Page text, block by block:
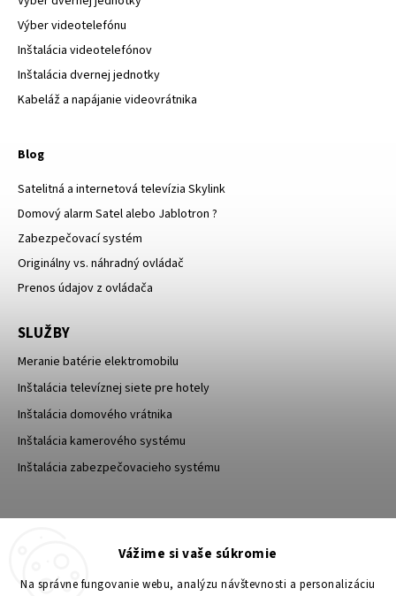
Vážime si vaše súkromie
Na správne fungovanie webu, analýzu návštevnosti a personalizáciu
Výber videotelefónu
Inštalácia videotelefónov
Inštalácia dvernej jednotky
Kabeláž a napájanie videovrátnika
Blog
Satelitná a internetová televízia Skylink
Domový alarm Satel alebo Jablotron ?
Zabezpečovací systém
Originálny vs. náhradný ovládač
Prenos údajov z ovládača
SLUŽBY
Meranie batérie elektromobilu
Inštalácia televíznej siete pre hotely
Inštalácia domového vrátnika
Inštalácia kamerového systému
Inštalácia zabezpečovacieho systému